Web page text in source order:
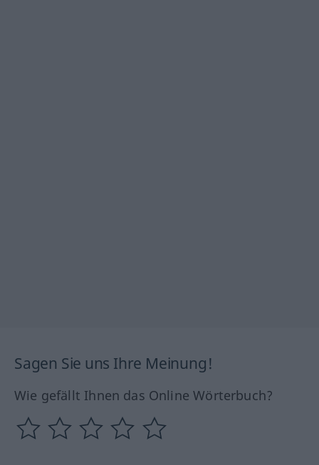
Sagen Sie uns Ihre Meinung!
Wie gefällt Ihnen das Online Wörterbuch?